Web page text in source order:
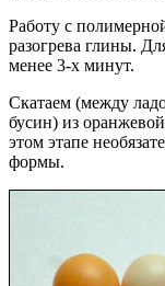
Работу с
разогрева глины.
менее 3-х минут.
Скатаем (между
бусин) из
этом этапе
формы.